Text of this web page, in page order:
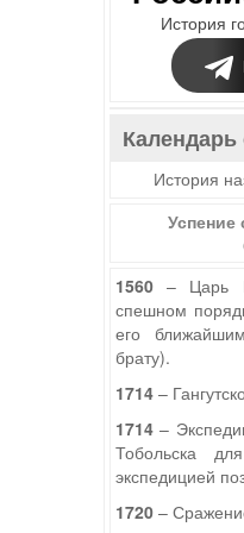
История
История
Успение
1560– Царь
спешном
его
брату).
1714–
1714–
Тобольска
экспедицией
1720–